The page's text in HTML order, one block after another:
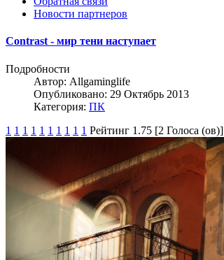
Новости партнеров
Contrast - мир тени наступает
Подробности
Автор: Allgaminglife
Опубликовано: 29 Октябрь 2013
Категория: ПК
1 1 1 1 1 1 1 1 1 1 Рейтинг 1.75 [2 Голоса (ов)]